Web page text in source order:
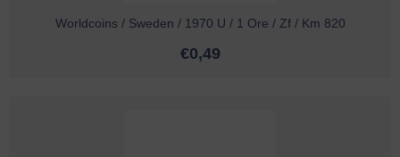
Worldcoins / Sweden / 1970 U / 1 Ore / Zf / Km 820
€0,49